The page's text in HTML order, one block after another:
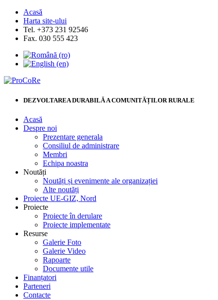
Acasă
Harta site-ului
Tel. +373 231 92546
Fax. 030 555 423
DEZVOLTAREA DURABILĂ A COMUNITĂȚILOR RURALE
Acasă
Despre noi
Prezentare generala
Consiliul de administrare
Membri
Echipa noastra
Noutăți
Noutăți și evenimente ale organizației
Alte noutăți
Proiecte UE-GIZ, Nord
Proiecte
Proiecte în derulare
Proiecte implementate
Resurse
Galerie Foto
Galerie Video
Rapoarte
Documente utile
Finanțatori
Parteneri
Contacte